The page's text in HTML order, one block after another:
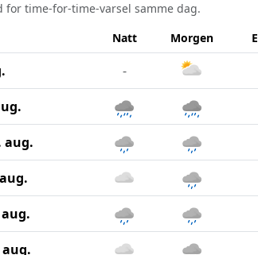
for time-for-time-varsel samme dag.
Natt Morgen
-
aug.
aug.